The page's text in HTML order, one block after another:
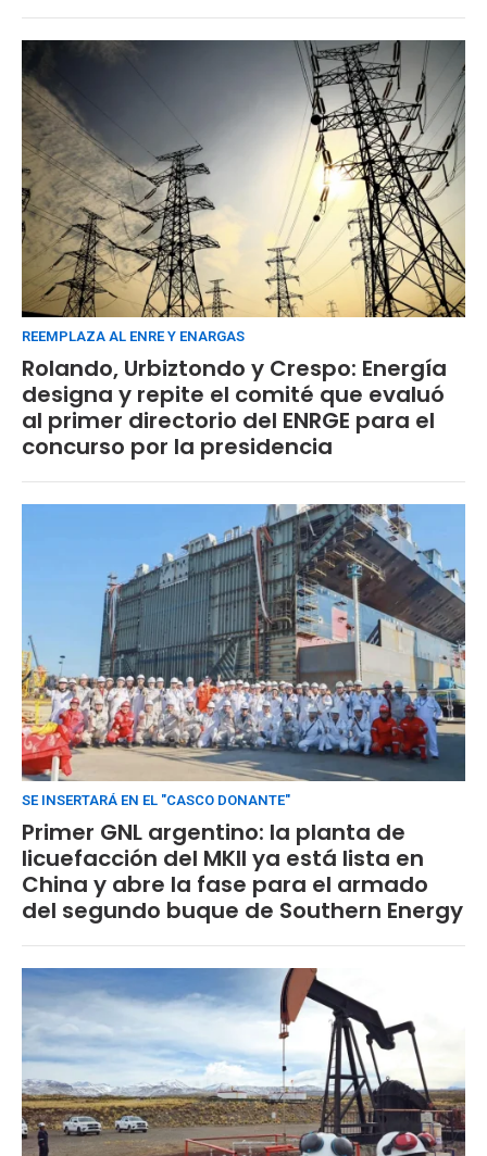
REEMPLAZA AL ENRE Y ENARGAS
Rolando, Urbiztondo y Crespo: Energía
designa y repite el comité que evaluó
al primer directorio del ENRGE para el
concurso por la presidencia
SE INSERTARÁ EN EL "CASCO DONANTE"
Primer GNL argentino: la planta de
licuefacción del MKII ya está lista en
China y abre la fase para el armado
del segundo buque de Southern Energy